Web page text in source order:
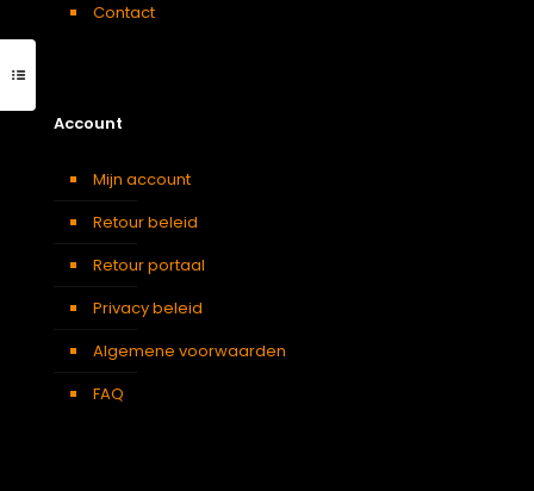
Contact
Account
Mijn account
Retour beleid
Retour portaal
Privacy beleid
Algemene voorwaarden
FAQ